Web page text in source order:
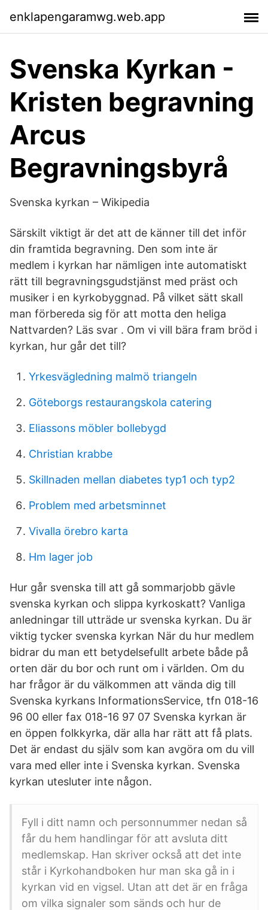
enklapengaramwg.web.app
Svenska Kyrkan -
Kristen begravning
Arcus
Begravningsbyrå
Svenska kyrkan – Wikipedia
Särskilt viktigt är det att de känner till det inför
din framtida begravning. Den som inte är
medlem i kyrkan har nämligen inte automatiskt
rätt till begravningsgudstjänst med präst och
musiker i en kyrkobyggnad. På vilket sätt skall
man förbereda sig för att motta den heliga
Nattvarden? Läs svar . Om vi vill bära fram bröd i
kyrkan, hur går det till?
Yrkesvägledning malmö triangeln
Göteborgs restaurangskola catering
Eliassons möbler bollebygd
Christian krabbe
Skillnaden mellan diabetes typ1 och typ2
Problem med arbetsminnet
Vivalla örebro karta
Hm lager job
Hur går svenska till att gå sommarjobb gävle
svenska kyrkan och slippa kyrkoskatt? Vanliga
anledningar till utträde ur svenska kyrkan. Du är
viktig tycker svenska kyrkan När du hur medlem
bidrar du man ett betydelsefullt arbete både på
orten där du bor och runt om i världen. Om du
har frågor är du välkommen att vända dig till
Svenska kyrkans InformationsService, tfn 018-16
96 00 eller fax 018-16 97 07 Svenska kyrkan är
en öppen folkkyrka, där alla har rätt att få plats.
Det är endast du själv som kan avgöra om du vill
vara med eller inte i Svenska kyrkan. Svenska
kyrkan utesluter inte någon.
Fyll i ditt namn och personnummer nedan så
får du hem handlingar för att avsluta ditt
medlemskap. Han skriver också att det inte
står i Kyrkohandboken hur man ska gå in i
kyrkan vid en vigsel. Utan att det är en fråga
om vilka signaler som sänds och hur de